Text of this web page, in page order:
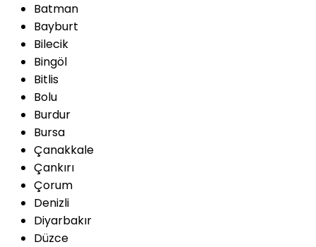
Batman
Bayburt
Bilecik
Bingöl
Bitlis
Bolu
Burdur
Bursa
Çanakkale
Çankırı
Çorum
Denizli
Diyarbakır
Düzce